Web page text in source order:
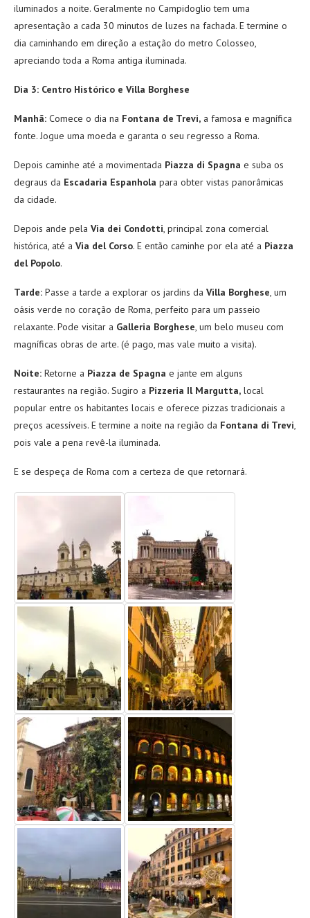
iluminados a noite. Geralmente no Campidoglio tem uma
apresentação a cada 30 minutos de luzes na fachada. E termine o
dia caminhando em direção a estação do metro Colosseo,
apreciando toda a Roma antiga iluminada.
Dia 3: Centro Histórico e Villa Borghese
Manhã: Comece o dia na Fontana de Trevi, a famosa e magnífica
fonte. Jogue uma moeda e garanta o seu regresso a Roma.
Depois caminhe até a movimentada Piazza di Spagna e suba os
degraus da Escadaria Espanhola para obter vistas panorâmicas
da cidade.
Depois ande pela Via dei Condotti, principal zona comercial
histórica, até a Via del Corso. E então caminhe por ela até a Piazza
del Popolo.
Tarde: Passe a tarde a explorar os jardins da Villa Borghese, um
oásis verde no coração de Roma, perfeito para um passeio
relaxante. Pode visitar a Galleria Borghese, um belo museu com
magníficas obras de arte. (é pago, mas vale muito a visita).
Noite: Retorne a Piazza de Spagna e jante em alguns
restaurantes na região. Sugiro a Pizzeria Il Margutta, local
popular entre os habitantes locais e oferece pizzas tradicionais a
preços acessíveis. E termine a noite na região da Fontana di Trevi,
pois vale a pena revê-la iluminada.
E se despeça de Roma com a certeza de que retornará.